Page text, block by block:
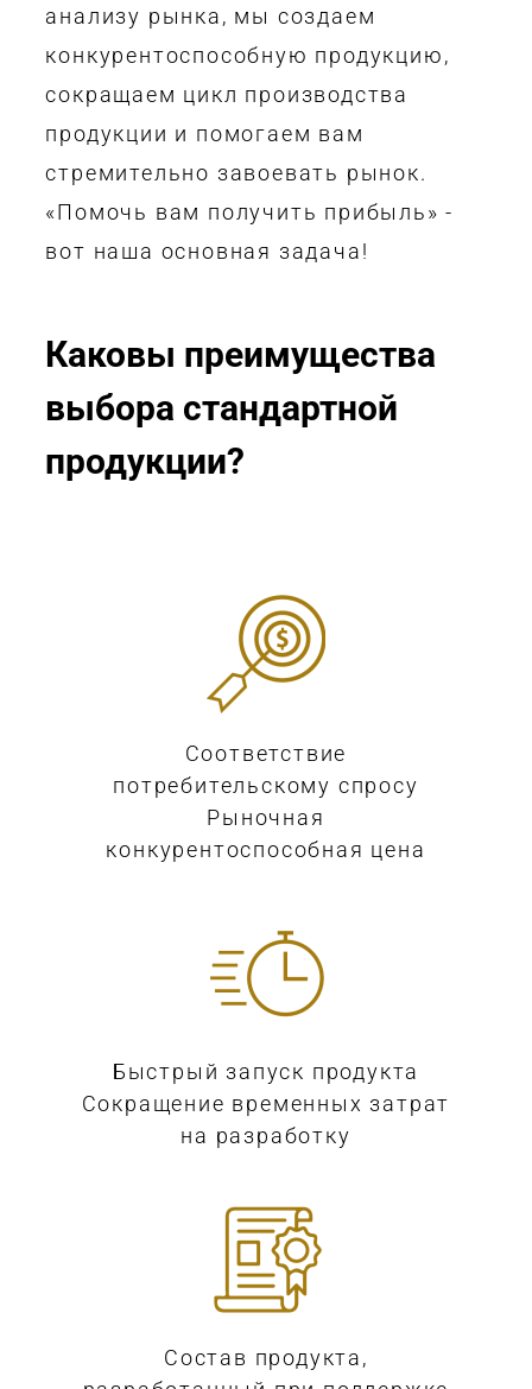
анализу рынка, мы создаем
конкурентоспособную продукцию,
сокращаем цикл производства
продукции и помогаем вам
стремительно завоевать рынок.
«Помочь вам получить прибыль»-
вот наша основная задача!
Каковы преимущества
выбора стандартной
продукции?
Соответствие
потребительскому спросу
Рыночная
конкурентоспособная цена
Быстрый запуск продукта
Сокращение временных затрат
на разработку
Состав продукта,